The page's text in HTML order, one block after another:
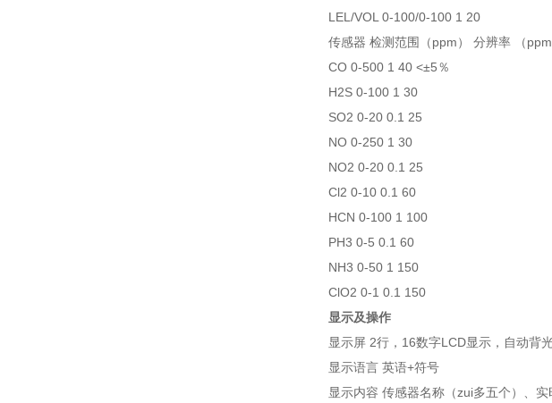
LEL/VOL 0-100/0-100 1 20
传感器 检测范围（ppm） 分辨率 （
CO 0-500 1 40 <±5％
H2S 0-100 1 30
SO2 0-20 0.1 25
NO 0-250 1 30
NO2 0-20 0.1 25
Cl2 0-10 0.1 60
HCN 0-100 1 100
PH3 0-5 0.1 60
NH3 0-50 1 150
ClO2 0-1 0.1 150
显示及操作
显示屏 2行，16数字LCD显示，自动背
显示语言 英语+符号
显示内容 传感器名称（zui多五个）、